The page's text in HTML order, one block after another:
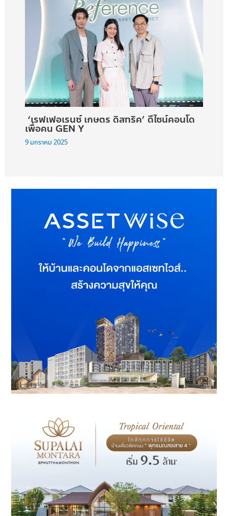
‘เรฟเฟอเรนซ์ เกษตร ดิสทริค’ ดีไซน์คอนโด
เพื่อคน GEN Y
9 มกราคม 2025